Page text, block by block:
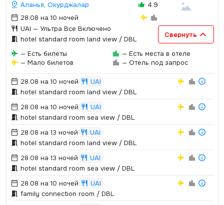
Аланья, Окурджалар
28.08 на 10 ночей
UAI — Ультра Все Включено
4.9
hotel standard room land view / DBL
Свернуть
— Есть билеты
— Мало билетов
— Есть места в отеле
— Отель под запрос
28.08 на 10 ночей
UAI
hotel standard room land view / DBL
28.08 на 10 ночей
UAI
hotel standard room sea view / DBL
28.08 на 13 ночей
UAI
hotel standard room land view / DBL
28.08 на 13 ночей
UAI
hotel standard room sea view / DBL
28.08 на 10 ночей
UAI
family connection room / DBL